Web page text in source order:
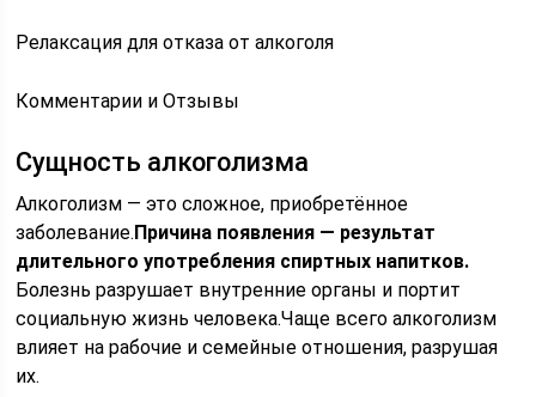
Релаксация для отказа от алкоголя
Комментарии и Отзывы
Сущность алкоголизма
Алкоголизм — это сложное, приобретённое
заболевание.Причина появления — результат
длительного употребления спиртных напитков.
Болезнь разрушает внутренние органы и портит
социальную жизнь человека.Чаще всего алкоголизм
влияет на рабочие и семейные отношения, разрушая
их.